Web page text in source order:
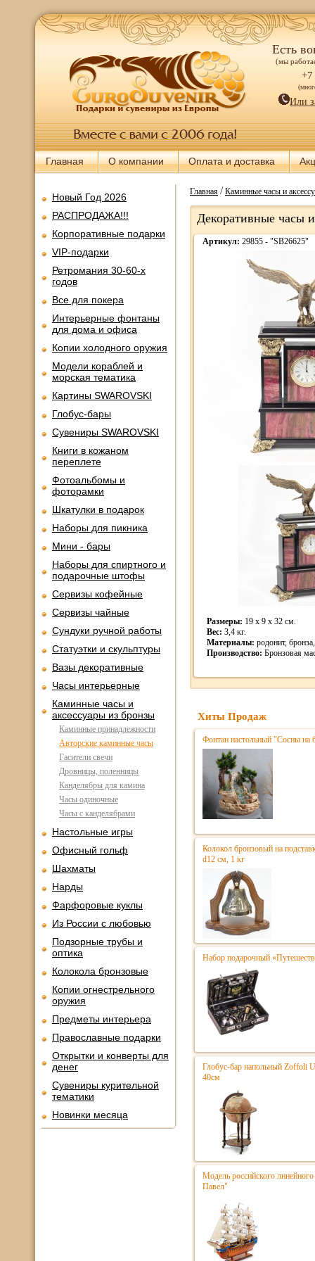
Есть
(мы
+7
Или
Главная О компании Оплата и доставка
Новый Год 2026
РАСПРОДАЖА!!!
Корпоративные подарки
VIP-подарки
Ретромания 30-60-х
годов
Все для покера
Интерьерные фонтаны
для дома и офиса
Копии холодного оружия
Модели кораблей и
морская тематика
Картины SWAROVSKI
Глобус-бары
Сувениры SWAROVSKI
Книги в кожаном
переплете
Фотоальбомы и
фоторамки
Шкатулки в подарок
Наборы для пикника
Мини - бары
Наборы для спиртного и
подарочные штофы
Сервизы кофейные
Сервизы чайные
Сундуки ручной работы
Статуэтки и скульптуры
Вазы декоративные
Часы интерьерные
Каминные часы и
аксессуары из бронзы
Каминные принадлежности
Авторские каминные часы
Гасители свечи
Дровницы, поленницы
Канделябры для камина
Часы одиночные
Часы с канделябрами
Настольные игры
Офисный гольф
Шахматы
Нарды
Фарфоровые куклы
Из России с любовью
Подзорные трубы и
оптика
Колокола бронзовые
Копии огнестрельного
оружия
Предметы интерьера
Православные подарки
Открытки и конверты для
денег
Сувениры курительной
тематики
Новинки месяца
Главная/Каминные часы и
Декоративные часы
Артикул: 29855 - "SB26625"
Размеры: 19 х 9 х 32 см.
Вес: 3,4 кг.
Материалы: родонит,
Производство: Бронзовая
Хиты Продаж
Фонтан настольный "Сосны на
Колокол бронзовый на
d12 см, 1 кг
Набор подарочный
Глобус-бар напольный Zoffoli
40см
Модель российского
Павел"